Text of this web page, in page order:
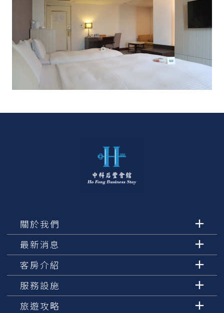
關於我們
最新消息
客房介紹
服務設施
旅遊攻略